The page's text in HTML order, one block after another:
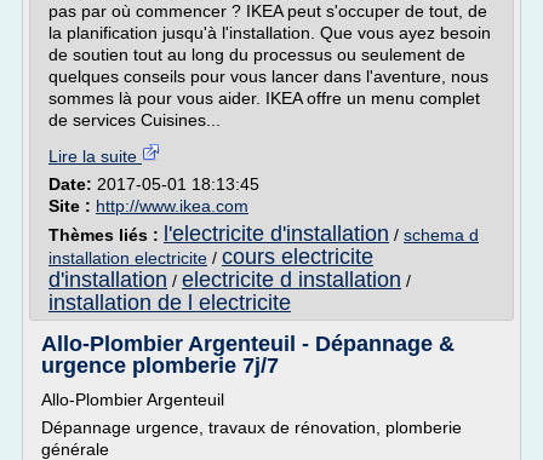
pas par où commencer ? IKEA peut s'occuper de tout, de
la planification jusqu'à l'installation. Que vous ayez besoin
de soutien tout au long du processus ou seulement de
quelques conseils pour vous lancer dans l'aventure, nous
sommes là pour vous aider. IKEA offre un menu complet
de services Cuisines...
Lire la suite
Date: 2017-05-01 18:13:45
Site : http://www.ikea.com
Thèmes liés :
l'electricite d'installation / schema d
installation electricite / cours electricite
d'installation / electricite d installation /
installation de l electricite
Allo-Plombier Argenteuil - Dépannage &
urgence plomberie 7j/7
Allo-Plombier Argenteuil
Dépannage urgence, travaux de rénovation, plomberie
générale